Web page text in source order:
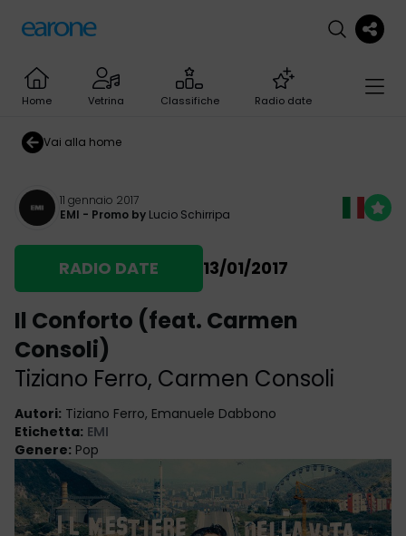
Home Vetrina Classifiche Radio date
Vai alla home
11 gennaio 2017
EMI - Promo by Lucio Schirripa
RADIO DATE 13/01/2017
Il Conforto (feat. Carmen
Consoli)
Tiziano Ferro, Carmen Consoli
Autori: Tiziano Ferro, Emanuele Dabbono
Etichetta: EMI
Genere: Pop